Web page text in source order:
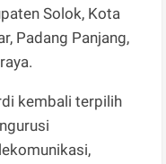
Solok, Kota
Padang Panjang,
kembali terpilih